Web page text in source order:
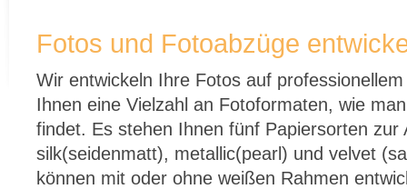
Fotos und Fotoabzüge
Wir entwickeln Ihre Fotos auf
Ihnen eine Vielzahl an Fotoformaten, wie
findet. Es stehen Ihnen fünf Papiersorten zur
silk(seidenmatt), metallic(pearl) und velvet
können mit oder ohne weißen Rahmen